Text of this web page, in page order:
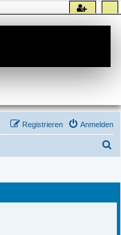
Anmelden
Registrieren